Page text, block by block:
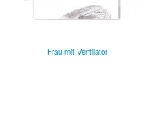
Frau mit Ventilator